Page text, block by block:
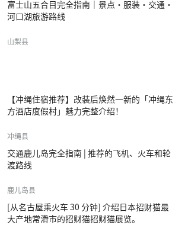
富士山五合目完全指南｜景点·服装·交通·
河口湖旅游路线
山梨县
【冲绳住宿推荐】改装后焕然一新的「冲绳东
方酒店度假村」魅力完整介绍！
冲绳县
交通鹿儿岛完全指南 | 推荐的飞机、火车和轮
渡路线
鹿儿岛县
[从名古屋乘火车 30 分钟] 介绍日本招财猫最
大产地常滑市的招财猫招财猫展览。